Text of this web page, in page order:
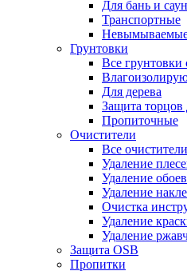
Для бань и саун
Транспортные
Грунтовки
Все грунтовки
Для дерева
Защита торцов
Пропиточные
Очистители
Все
Удаление
Удаление обоев
Удаление
Очистка
Удаление
Удаление
Защита OSB
Пропитки